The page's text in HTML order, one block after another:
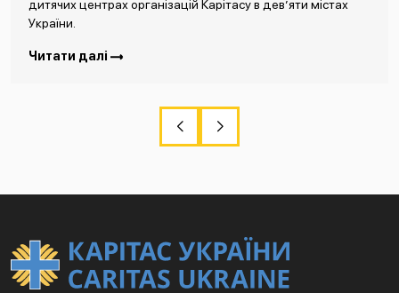
дитячих центрах організацій Карітасу в дев’яти містах
України.
Читати далі